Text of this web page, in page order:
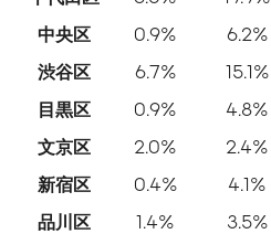
中央区
0.9% 6.2%
渋谷区
6.7% 15.1%
目黒区
0.9% 4.8%
文京区
2.0% 2.4%
新宿区
0.4% 4.1%
品川区
1.4% 3.5%